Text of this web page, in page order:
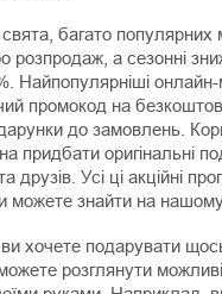
багато популярних
розпродаж, а сезонні
Найпопулярніші
промокод на
до замовлень.
придбати оригінальні
друзів. Усі ці акційні
можете знайти на нашому
хочете подарувати
розглянути